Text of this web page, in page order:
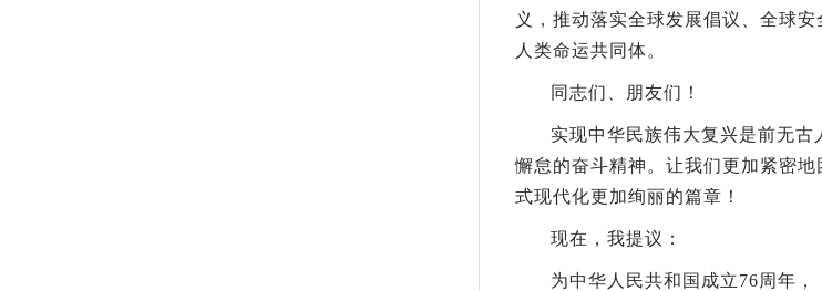
义，推动落实全球发展倡议、全球
人类命运共同体。
同志们、朋友们！
实现中华民族伟大复兴是前无
懈怠的奋斗精神。让我们更加紧密
式现代化更加绚丽的篇章！
现在，我提议：
为中华人民共和国成立76周年，